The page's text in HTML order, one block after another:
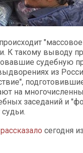
К такому выводу
судебную
из
на
заседаний и
рассказало сегодня